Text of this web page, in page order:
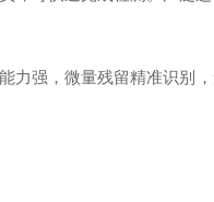
强，微量残留精准识别，